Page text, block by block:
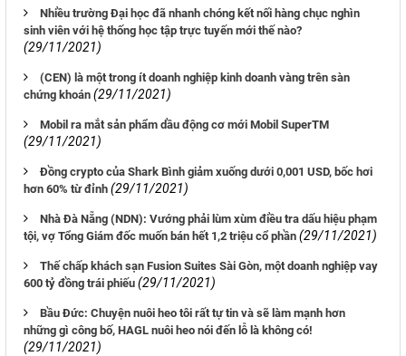
Nhiều trường Đại học đã nhanh chóng kết nối hàng chục nghìn
sinh viên với hệ thống học tập trực tuyến mới thế nào?
(29/11/2021)
(CEN) là một trong ít doanh nghiệp kinh doanh vàng trên sàn
chứng khoán (29/11/2021)
Mobil ra mắt sản phẩm dầu động cơ mới Mobil SuperTM
(29/11/2021)
Đồng crypto của Shark Bình giảm xuống dưới 0,001 USD, bốc hơi
hơn 60% từ đỉnh (29/11/2021)
Nhà Đà Nẵng (NDN): Vướng phải lùm xùm điều tra dấu hiệu phạm
tội, vợ Tổng Giám đốc muốn bán hết 1,2 triệu cổ phần (29/11/2021)
Thế chấp khách sạn Fusion Suites Sài Gòn, một doanh nghiệp vay
600 tỷ đồng trái phiếu (29/11/2021)
Bầu Đức: Chuyện nuôi heo tôi rất tự tin và sẽ làm mạnh hơn
những gì công bố, HAGL nuôi heo nói đến lỗ là không có!
(29/11/2021)